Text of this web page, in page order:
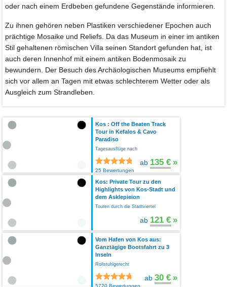
oder nach einem Erdbeben gefundene Gegenstände informieren.
Zu ihnen gehören neben Plastiken verschiedener Epochen auch
prächtige Mosaike und Reliefs. Da das Museum in einer im antiken
Stil gehaltenen römischen Villa seinen Standort gefunden hat, ist
auch deren Innenhof mit einem antiken Bodenmosaik zu
bewundern. Der Besuch des Archäologischen Museums empfiehlt
sich vor allem an Tagen mit etwas schlechterem Wetter oder als
Ausgleich zum Strandleben.
Kos : Off the Beaten Track
Tour in Kefalos & Cavo
Paradiso
Tagesausflüge nach
25 Bewertungen
ab 135 € »
Kos: Private Tour zu den
Highlights von Kos-Stadt und
dem Asklepieion
Touren durch die Stadtviertel
ab 121 € »
Vom Hafen von Kos aus:
Ganztägige Bootsfahrt zu 3
Inseln
Rollstuhlgerecht
5720 Bewertungen
ab 30 € »